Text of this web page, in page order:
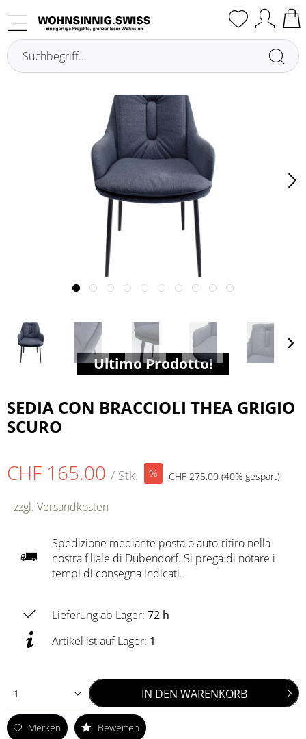
Übersicht
Ultimo Prodotto!
SEDIA CON BRACCIOLI THEA GRIGIO
SCURO
CHF 165.00 / Stk. CHF 275.00(40% gespart)
zzgl. Versandkosten
Spedizione mediante posta o auto-ritiro nella
nostra filiale di Dübendorf. Si prega di notare i
tempi di consegna indicati.
Lieferung ab Lager: 72 h
Artikel ist auf Lager: 1
1 IN DEN WARENKORB
Merken Bewerten